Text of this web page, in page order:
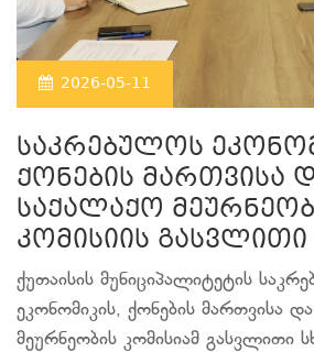
2026-05-11
საკრებულოს
ქონების მართვისა
საქალაქო
კომისიის
ქუთაისის მუნიციპალიტეტის
ეკონომიკის, ქონების მართვისა
მეურნეობის კომისიამ გასვლითი